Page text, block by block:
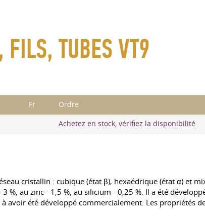
FILS, TUBES VT9
Fr Ordre
Achetez en stock, vérifiez la disponibilité
cristallin : cubique (état β), hexaédrique (état α) et
%, au zinc - 1,5 %, au silicium - 0,25 %. Il a été
été développé commercialement. Les propriétés